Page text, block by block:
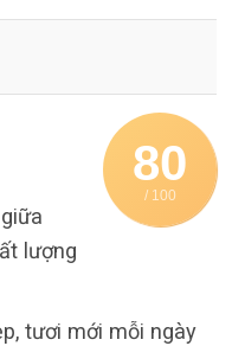
80
/ 100
lượng
tươi mới mỗi ngày